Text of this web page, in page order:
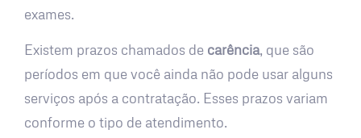
exames.
Existem prazos chamados de carência, que são
períodos em que você ainda não pode usar alguns
serviços após a contratação. Esses prazos variam
conforme o tipo de atendimento.